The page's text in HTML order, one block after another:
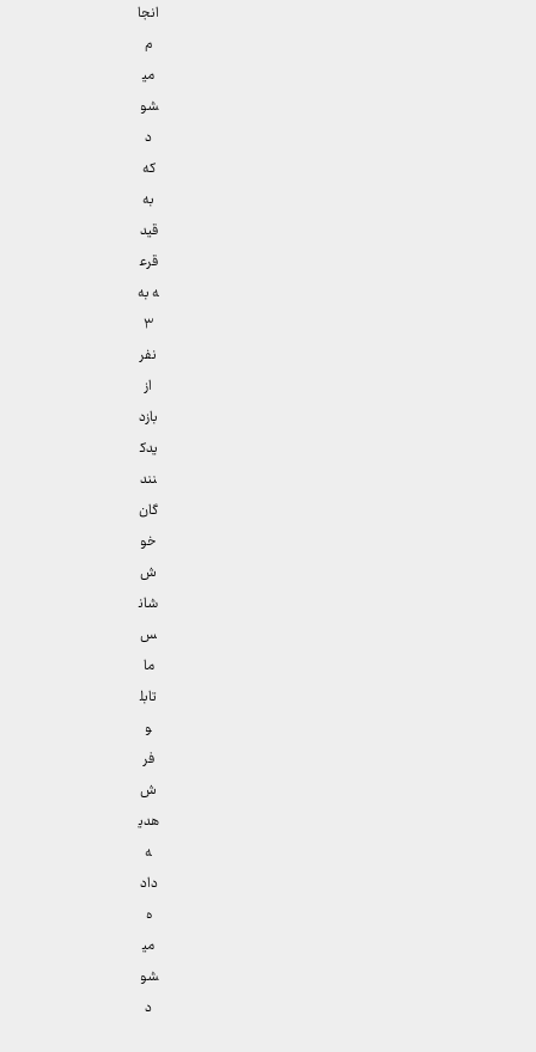
انجا
م
می
شو
د
که
به
قید
قرع
ه به
۳
نفر
از
بازد
یدک
نند
گان
خو
ش
شان
س
ما
تابل
و
فر
ش
هدی
ه
داد
ه
می
شو
د